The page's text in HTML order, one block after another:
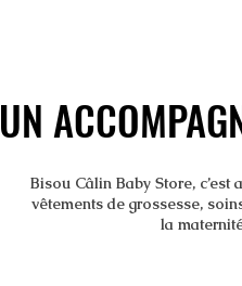
UN
UN
Bisou Câlin Baby Store,
vêtements de grossesse,
la